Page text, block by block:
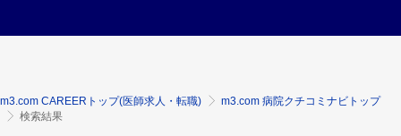
m3.com CAREERトップ(医師求人・転職)
m3.com 病院クチコミナビトップ
検索結果